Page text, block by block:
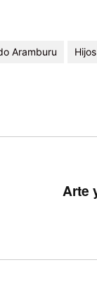
Aramburu
Arte